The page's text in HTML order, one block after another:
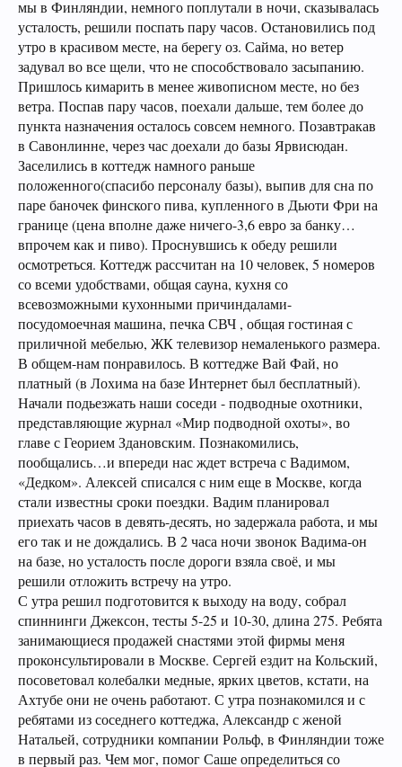
мы в Финляндии, немного поплутали в ночи, сказывалась
усталость, решили поспать пару часов. Остановились под
утро в красивом месте, на берегу оз. Сайма, но ветер
задувал во все щели, что не способствовало засыпанию.
Пришлось кимарить в менее живописном месте, но без
ветра. Поспав пару часов, поехали дальше, тем более до
пункта назначения осталось совсем немного. Позавтракав
в Савонлинне, через час доехали до базы Ярвисюдан.
Заселились в коттедж намного раньше
положенного(спасибо персоналу базы), выпив для сна по
паре баночек финского пива, купленного в Дьюти Фри на
границе (цена вполне даже ничего-3,6 евро за банку…
впрочем как и пиво). Проснувшись к обеду решили
осмотреться. Коттедж рассчитан на 10 человек, 5 номеров
со всеми удобствами, общая сауна, кухня со
всевозможными кухонными причиндалами-
посудомоечная машина, печка СВЧ , общая гостиная с
приличной мебелью, ЖК телевизор немаленького размера.
В общем-нам понравилось. В коттедже Вай Фай, но
платный (в Лохима на базе Интернет был бесплатный).
Начали подьезжать наши соседи - подводные охотники,
представляющие журнал «Мир подводной охоты», во
главе с Георием Здановским. Познакомились,
пообщались…и впереди нас ждет встреча с Вадимом,
«Дедком». Алексей списался с ним еще в Москве, когда
стали известны сроки поездки. Вадим планировал
приехать часов в девять-десять, но задержала работа, и мы
его так и не дождались. В 2 часа ночи звонок Вадима-он
на базе, но усталость после дороги взяла своё, и мы
решили отложить встречу на утро.
С утра решил подготовится к выходу на воду, собрал
спиннинги Джексон, тесты 5-25 и 10-30, длина 275. Ребята
занимающиеся продажей снастями этой фирмы меня
проконсультировали в Москве. Сергей ездит на Кольский,
посоветовал колебалки медные, ярких цветов, кстати, на
Ахтубе они не очень работают. С утра познакомился и с
ребятами из соседнего коттеджа, Александр с женой
Натальей, сотрудники компании Рольф, в Финляндии тоже
в первый раз. Чем мог, помог Саше определиться со